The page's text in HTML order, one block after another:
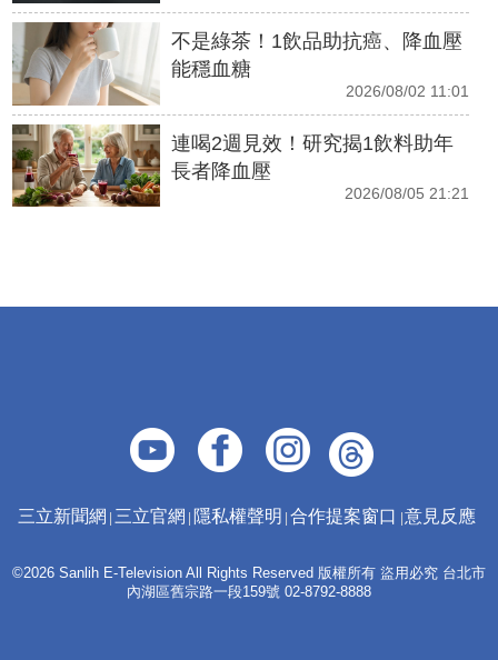
不是綠茶！1飲品助抗癌、降血壓
能穩血糖
2026/08/02 11:01
連喝2週見效！研究揭1飲料助年
長者降血壓
2026/08/05 21:21
三立新聞網 三立官網 隱私權聲明 合作提案窗口 意見反應
©2026 Sanlih E-Television All Rights Reserved 版權所有 盜用必究 台北市
內湖區舊宗路一段159號 02-8792-8888